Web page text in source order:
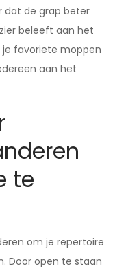
dat de grap beter
beleeft aan het
favoriete moppen
aan het
te
om je repertoire
Door open te staan